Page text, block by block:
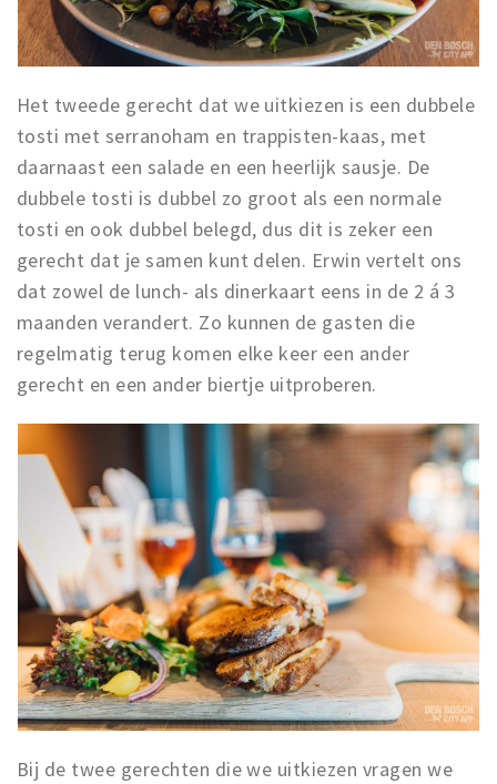
Het tweede gerecht dat we uitkiezen is een dubbele
tosti met serranoham en trappisten-kaas, met
daarnaast een salade en een heerlijk sausje. De
dubbele tosti is dubbel zo groot als een normale
tosti en ook dubbel belegd, dus dit is zeker een
gerecht dat je samen kunt delen. Erwin vertelt ons
dat zowel de lunch- als dinerkaart eens in de 2 á 3
maanden verandert. Zo kunnen de gasten die
regelmatig terug komen elke keer een ander
gerecht en een ander biertje uitproberen.
Bij de twee gerechten die we uitkiezen vragen we